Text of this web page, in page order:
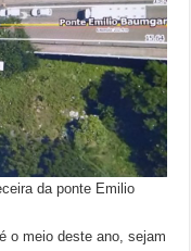
da ponte Emilio
o meio deste ano, sejam